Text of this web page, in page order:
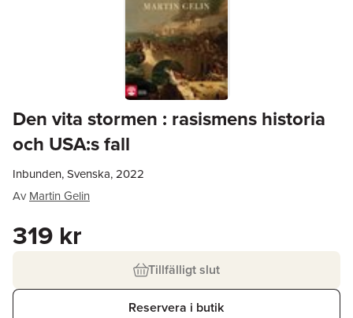
Den vita stormen : rasismens historia
och USA:s fall
Inbunden, Svenska, 2022
Av Martin Gelin
319 kr
Tillfälligt slut
Reservera i butik